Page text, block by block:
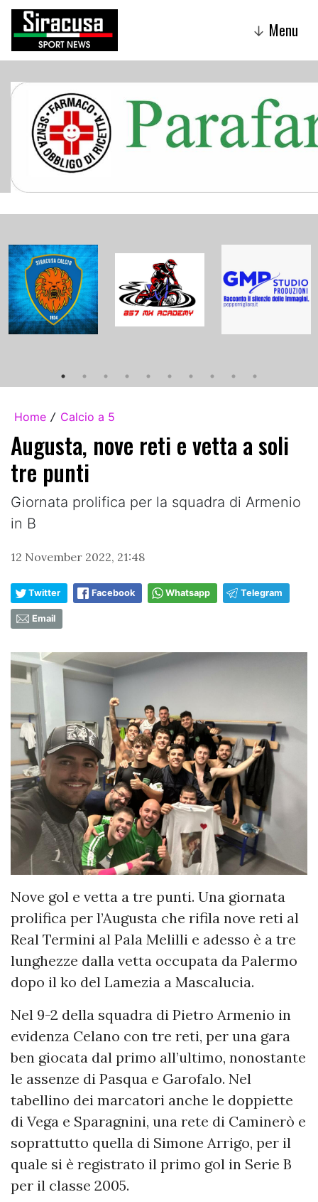
↓ Menu
Home / Calcio a 5
Augusta, nove reti e vetta a soli
tre punti
Giornata prolifica per la squadra di Armenio
in B
12 November 2022, 21:48
Twitter Facebook Whatsapp Telegram
Email
Nove gol e vetta a tre punti. Una giornata
prolifica per l’Augusta che rifila nove reti al
Real Termini al Pala Melilli e adesso è a tre
lunghezze dalla vetta occupata da Palermo
dopo il ko del Lamezia a Mascalucia.
Nel 9-2 della squadra di Pietro Armenio in
evidenza Celano con tre reti, per una gara
ben giocata dal primo all’ultimo, nonostante
le assenze di Pasqua e Garofalo. Nel
tabellino dei marcatori anche le doppiette
di Vega e Sparagnini, una rete di Caminerò e
soprattutto quella di Simone Arrigo, per il
quale si è registrato il primo gol in Serie B
per il classe 2005.